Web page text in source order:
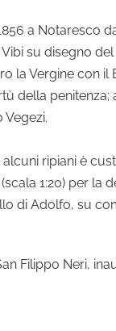
a Notaresco
su disegno
la Vergine con
della
ripiani è
1:20) per la
di Adolfo, su
Filippo Neri,